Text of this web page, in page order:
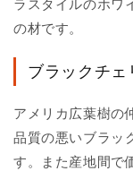
ラスタイルのホワ
の材です。
ブラックチェ
アメリカ広葉樹の
品質の悪いブラッ
す。また産地間で